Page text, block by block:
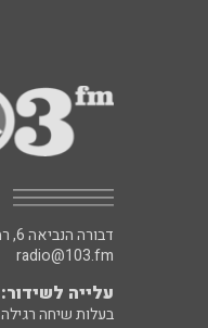
דבורה הנביאה 6, רמת השרון
radio@103.fm
עלייה לשידור: 0552-103-103
בעלות שיחה רגילה